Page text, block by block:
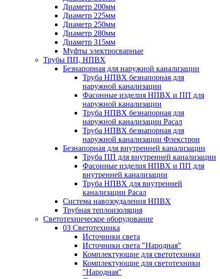
Диаметр 200мм
Диаметр 225мм
Диаметр 250мм
Диаметр 280мм
Диаметр 315мм
Муфты электросварные
Трубы ПП, НПВХ
Безнапорная для наружной канализации
Труба НПВХ безнапорная для
наружной канализации
Фасонные изделия НПВХ и ПП для
наружной канализации
Труба НПВХ безнапорная для
наружной канализации Расал
Труба НПВХ безнапорная для
наружной канализации Флекстрон
Безнапорная для внутренней канализации
Труба ПП для внутренней канализации
Фасонные изделия НПВХ и ПП для
внутренней канализации
Труба НПВХ для внутренней
канализации Расал
Система навозоудаления НПВХ
Трубная теплоизоляция
Светотехническое оборудование
03 Светотехника
Источники света
Источники света "Народная"
Комплектующие для светотехники
Комплектующие для светотехники
"Народная"